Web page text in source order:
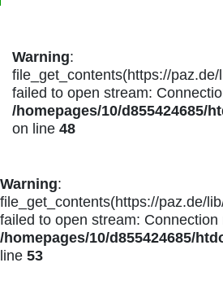
Warning:
file_get_contents(https://
failed to open stream:
/homepages/10/d855424685/
on line 48
Warning:
file_get_contents(https://paz.de/
failed to open stream: Connection
/homepages/10/d855424685/
line 53